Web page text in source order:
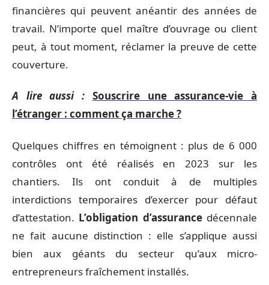
financières qui peuvent anéantir des années de
travail. N’importe quel maître d’ouvrage ou client
peut, à tout moment, réclamer la preuve de cette
couverture.
A lire aussi : Souscrire une assurance-vie à
l’étranger : comment ça marche ?
Quelques chiffres en témoignent : plus de 6 000
contrôles ont été réalisés en 2023 sur les
chantiers. Ils ont conduit à de multiples
interdictions temporaires d’exercer pour défaut
d’attestation. L’obligation d’assurancedécennale
ne fait aucune distinction : elle s’applique aussi
bien aux géants du secteur qu’aux micro-
entrepreneurs fraîchement installés.